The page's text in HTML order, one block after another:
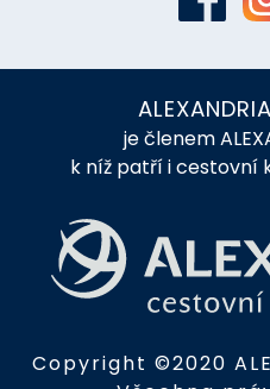
je členem
k níž patří i cestovní
Copyright ©2020